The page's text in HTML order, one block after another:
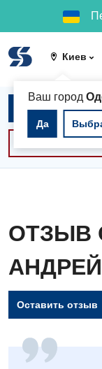
Киев
Ваш город
Да
Мероприятия
Диагностика
ОТЗЫВ
Оставить отзыв